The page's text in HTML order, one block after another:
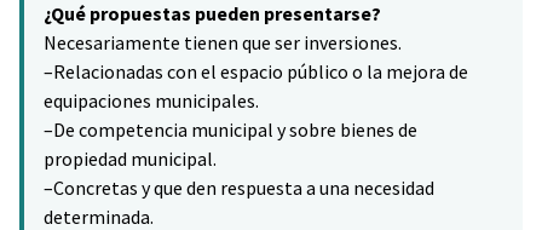
−
¿Qué propuestas pueden presentarse?
Necesariamente tienen que ser inversiones.
–Relacionadas con el espacio público o la mejora de
equipaciones municipales.
–De competencia municipal y sobre bienes de
propiedad municipal.
–Concretas y que den respuesta a una necesidad
determinada.